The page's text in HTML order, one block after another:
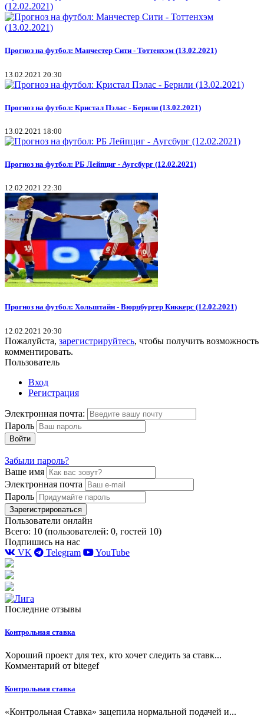
(12.02.2021)
Прогноз на футбол: Манчестер Сити - Тоттенхэм (13.02.2021)
13.02.2021 20:30
Прогноз на футбол: Кристал Пэлас - Бернли (13.02.2021)
13.02.2021 18:00
Прогноз на футбол: РБ Лейпциг - Аугсбург (12.02.2021)
12.02.2021 22:30
Прогноз на футбол: Хольштайн - Вюрцбургер Киккерс (12.02.2021)
12.02.2021 20:30
Пожалуйста, зарегистрируйтесь, чтобы получить возможность
комментировать.
Пользователь
Вход
Регистрация
Электронная почта:
Пароль
Войти
Забыли пароль?
Ваше имя
Электронная почта
Пароль
Зарегистрироваться
Пользователи онлайн
Всего: 10 (пользователей: 0, гостей 10)
Подпишись на нас
VK
Telegram YouTube
Последние отзывы
Контрольная ставка
Хороший проект для тех, кто хочет следить за ставк...
Комментарий от bitegef
Контрольная ставка
«Контрольная Ставка» зацепила нормальной подачей и...